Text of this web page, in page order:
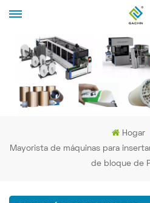
Hogar
Mayorista de máquinas para
de bloque de